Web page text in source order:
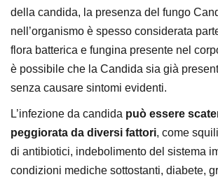
della candida, la presenza del fungo
nell’organismo è spesso considerata
flora batterica e fungina presente nel
è possibile che la Candida sia già
senza causare sintomi evidenti.
L’infezione da candida può essere
peggiorata da diversi fattori, come
di antibiotici, indebolimento del sistema
condizioni mediche sottostanti, diabete,